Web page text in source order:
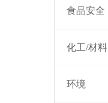
食品安全
化工/材料
环境